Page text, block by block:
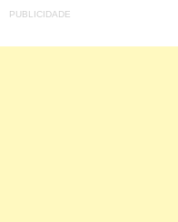
PUBLICIDADE